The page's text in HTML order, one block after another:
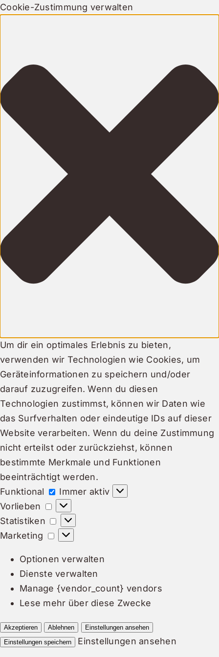
Cookie-Zustimmung verwalten
Um dir ein optimales Erlebnis zu bieten,
verwenden wir Technologien wie Cookies, um
Geräteinformationen zu speichern und/oder
darauf zuzugreifen. Wenn du diesen
Technologien zustimmst, können wir Daten wie
das Surfverhalten oder eindeutige IDs auf dieser
Website verarbeiten. Wenn du deine Zustimmung
nicht erteilst oder zurückziehst, können
bestimmte Merkmale und Funktionen
beeinträchtigt werden.
Funktional
Funktional
Immer aktiv
Vorlieben
Vorlieben
Statistiken
Statistiken
Marketing
Marketing
Optionen verwalten
Dienste verwalten
Manage {vendor_count} vendors
Lese mehr über diese Zwecke
Akzeptieren Ablehnen
Einstellungen ansehen
Einstellungen speichern
Einstellungen ansehen